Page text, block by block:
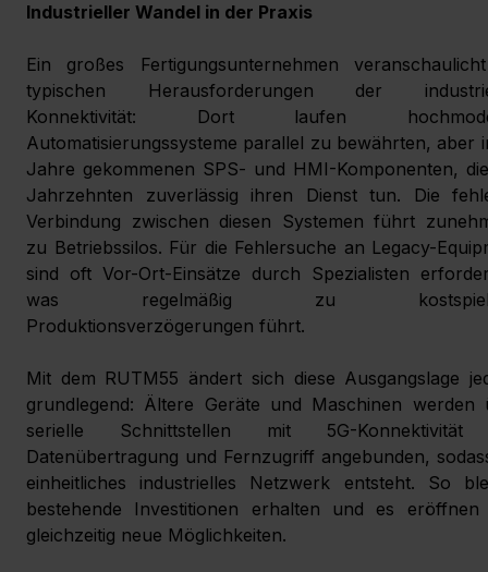
Industrieller Wandel in der Praxis
Ein großes Fertigungsunternehmen
typischen Herausforderungen der
Konnektivität: Dort laufen
Automatisierungssysteme parallel zu bewährten, aber
Jahre gekommenen SPS- und HMI-Komponenten,
Jahrzehnten zuverlässig ihren Dienst tun. Die
Verbindung zwischen diesen Systemen führt
zu Betriebssilos. Für die Fehlersuche an Legacy-
sind oft Vor-Ort-Einsätze durch Spezialisten
was regelmäßig zu
Produktionsverzögerungen führt.
Mit dem RUTM55 ändert sich diese Ausgangslage
grundlegend: Ältere Geräte und Maschinen werden
serielle Schnittstellen mit 5G-
Datenübertragung und Fernzugriff angebunden,
einheitliches industrielles Netzwerk entsteht. So
bestehende Investitionen erhalten und es eröffnen
gleichzeitig neue Möglichkeiten.